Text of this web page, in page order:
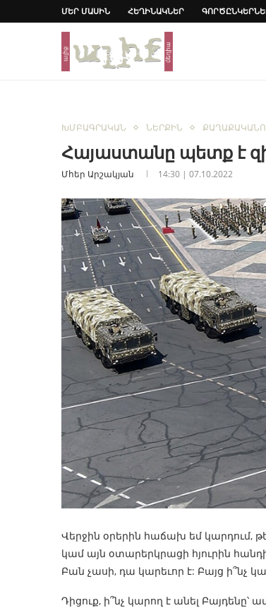
ՄԵՐ ՄԱՍԻՆ ՀԵՂԻՆԱԿՆԵՐ
ԽՄԲԱԳՐԱԿԱՆ ՆԵՐՔԻՆ
Հայաստանը պետք է
Մհեր Արշակյան 14:30 | 07.10.2022
Վերջին օրերին հաճախ եմ կարդում,
կամ այն օտարերկրացի հյուրին
Բան չասի, դա կարեւոր է: Բայց ի՞նչ
Դիցուք, ի՞նչ կարող է անել